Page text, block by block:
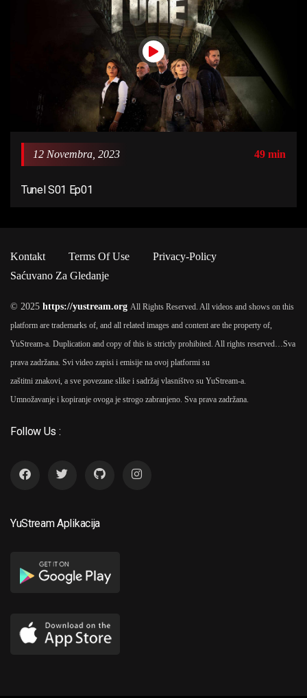
12 Novembra, 2023 49 min
Tunel S01 Ep01
Kontakt Terms Of Use
Privacy-Policy
Saćuvano Za Gledanje
© 2025 https://yustream.org All Rights Reserved. All videos and shows on this
platform are trademarks of, and all related images and content are the property of,
YuStream-a. Duplication and copy of this is strictly prohibited. All rights reserved…Sva
prava zadržana. Svi video zapisi i emisije na ovoj platformi su
zaštitni znakovi, a sve povezane slike i sadržaj vlasništvo su YuStream-a.
Umnožavanje i kopiranje ovoga je strogo zabranjeno. Sva prava zadržana.
Follow Us :
YuStream Aplikacija